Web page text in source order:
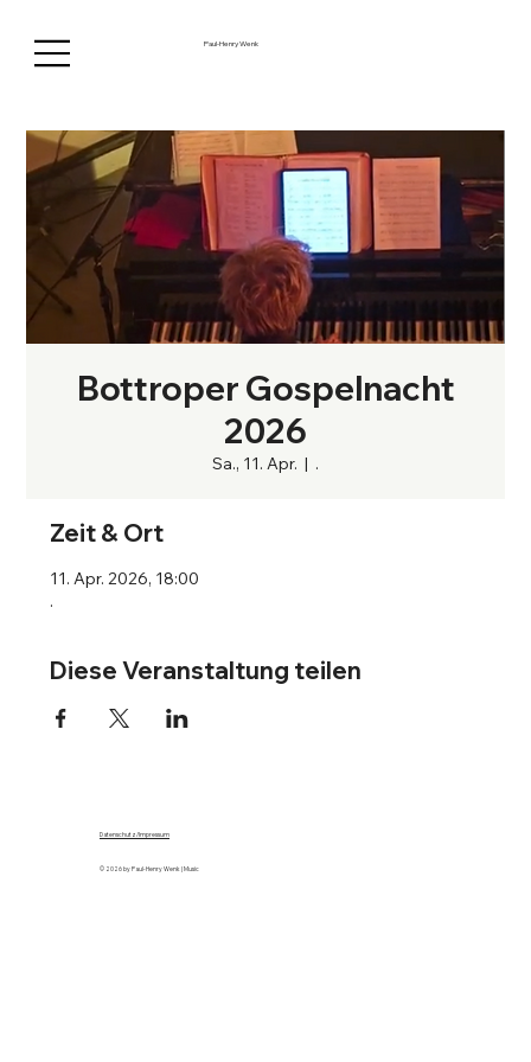
Paul-Henry Wenk
Bottroper Gospelnacht
2026
Sa., 11. Apr.
  |
.
Zeit & Ort
11. Apr. 2026, 18:00
.
Diese Veranstaltung teilen
© 2026 by Paul-Henry Wenk | Music
Datenschutz/Impressum